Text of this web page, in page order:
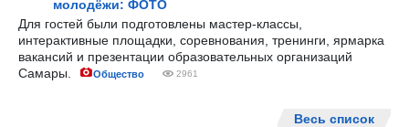
молодёжи: ФОТО
Для гостей были подготовлены мастер-классы,
интерактивные площадки, соревнования, тренинги, ярмарка
вакансий и презентации образовательных организаций
Самары.
Общество 2961
Весь список